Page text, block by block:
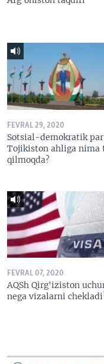
FEVRAL 29, 2020
Sotsial-demokratik
Tojikiston ahliga nima
qilmoqda?
FEVRAL 07, 2020
AQSh Qirg'iziston
nega vizalarni